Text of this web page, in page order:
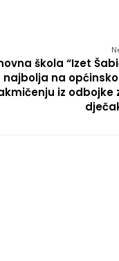
škola “Izet
najbolja na
iz odbojke